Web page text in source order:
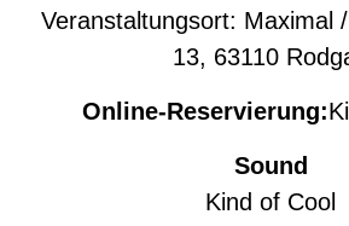
Veranstaltungsort: Maximal
13, 63110
Online-Reservierung:
Sound
Kind of Cool